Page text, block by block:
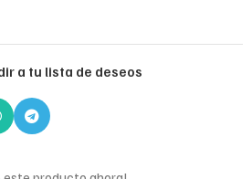
a tu lista de deseos